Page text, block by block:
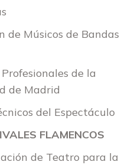
de Músicos de Bandas
de la
de Madrid
del Espectáculo
FLAMENCOS
de Teatro para la